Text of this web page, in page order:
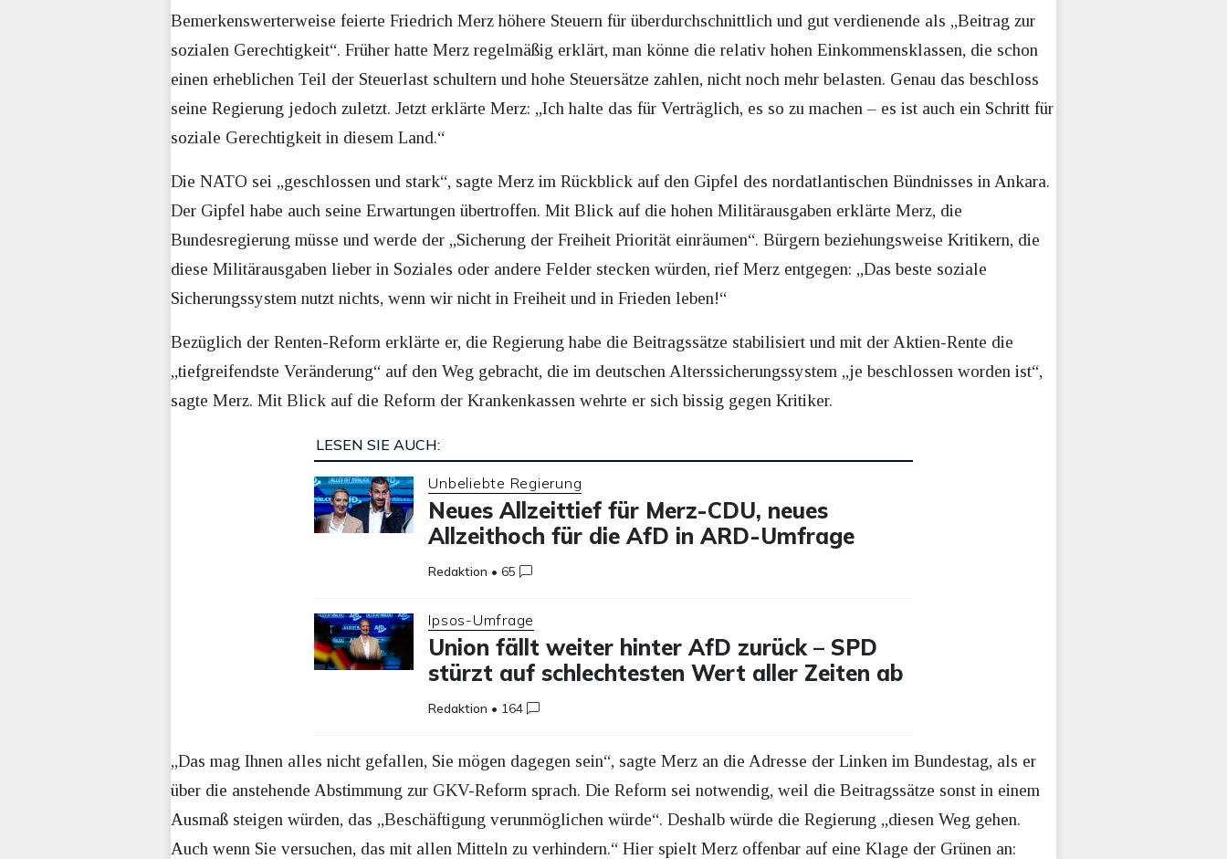
Bemerkenswerterweise feierte Friedrich Merz höhere Steuern für überdurchschnittlich und gut verdienende als „Beitrag zur
sozialen Gerechtigkeit“. Früher hatte Merz regelmäßig erklärt, man könne die relativ hohen Einkommensklassen, die schon
einen erheblichen Teil der Steuerlast schultern und hohe Steuersätze zahlen, nicht noch mehr belasten. Genau das beschloss
seine Regierung jedoch zuletzt. Jetzt erklärte Merz: „Ich halte das für Verträglich, es so zu machen – es ist auch ein Schritt für
soziale Gerechtigkeit in diesem Land.“
Die NATO sei „geschlossen und stark“, sagte Merz im Rückblick auf den Gipfel des nordatlantischen Bündnisses in Ankara.
Der Gipfel habe auch seine Erwartungen übertroffen. Mit Blick auf die hohen Militärausgaben erklärte Merz, die
Bundesregierung müsse und werde der „Sicherung der Freiheit Priorität einräumen“. Bürgern beziehungsweise Kritikern, die
diese Militärausgaben lieber in Soziales oder andere Felder stecken würden, rief Merz entgegen: „Das beste soziale
Sicherungssystem nutzt nichts, wenn wir nicht in Freiheit und in Frieden leben!“
Bezüglich der Renten-Reform erklärte er, die Regierung habe die Beitragssätze stabilisiert und mit der Aktien-Rente die
„tiefgreifendste Veränderung“ auf den Weg gebracht, die im deutschen Alterssicherungssystem „je beschlossen worden ist“,
sagte Merz. Mit Blick auf die Reform der Krankenkassen wehrte er sich bissig gegen Kritiker.
LESEN SIE AUCH:
Unbeliebte Regierung
Neues Allzeittief für Merz-CDU, neues
Allzeithoch für die AfD in ARD-Umfrage
Redaktion •65
Ipsos-Umfrage
Union fällt weiter hinter AfD zurück – SPD
stürzt auf schlechtesten Wert aller Zeiten ab
Redaktion • 164
„Das mag Ihnen alles nicht gefallen, Sie mögen dagegen sein“, sagte Merz an die Adresse der Linken im Bundestag, als er
über die anstehende Abstimmung zur GKV-Reform sprach. Die Reform sei notwendig, weil die Beitragssätze sonst in einem
Ausmaß steigen würden, das „Beschäftigung verunmöglichen würde“. Deshalb würde die Regierung „diesen Weg gehen.
Auch wenn Sie versuchen, das mit allen Mitteln zu verhindern.“ Hier spielt Merz offenbar auf eine Klage der Grünen an: